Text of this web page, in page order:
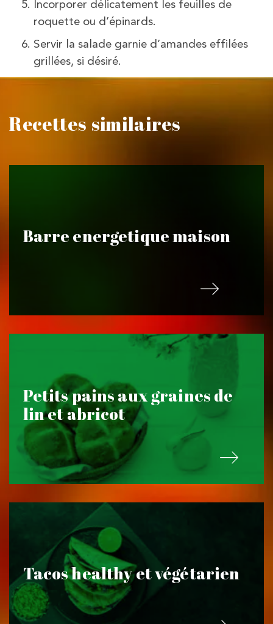
Incorporer délicatement les feuilles de
roquette ou d’épinards.
Servir la salade garnie d’amandes effilées
grillées, si désiré.
Recettes similaires
Barre energetique maison
Petits pains aux graines de
lin et abricot
Tacos healthy et végétarien